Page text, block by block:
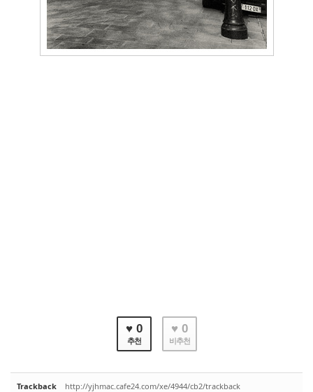
♥ 0
추천
♥ 0
비추천
Trackback http://yjhmac.cafe24.com/xe/4944/cb2/trackback